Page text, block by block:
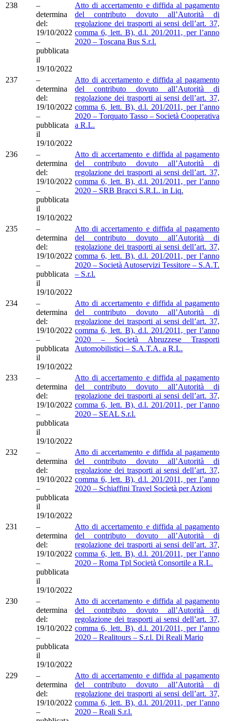
238
–
determina
del:
19/10/2022
–
pubblicata
il
19/10/2022
Atto di accertamento e diffida al pagamento
del contributo dovuto all’Autorità di
regolazione dei trasporti ai sensi dell’art. 37,
comma 6, lett. B), d.l. 201/2011, per l’anno
2020 – Toscana Bus S.r.l.
237
–
determina
del:
19/10/2022
–
pubblicata
il
19/10/2022
Atto di accertamento e diffida al pagamento
del contributo dovuto all’Autorità di
regolazione dei trasporti ai sensi dell’art. 37,
comma 6, lett. B), d.l. 201/2011, per l’anno
2020 – Torquato Tasso – Società Cooperativa
a R.L.
236
–
determina
del:
19/10/2022
–
pubblicata
il
19/10/2022
Atto di accertamento e diffida al pagamento
del contributo dovuto all’Autorità di
regolazione dei trasporti ai sensi dell’art. 37,
comma 6, lett. B), d.l. 201/2011, per l’anno
2020 – SRB Bracci S.R.L. in Liq.
235
–
determina
del:
19/10/2022
–
pubblicata
il
19/10/2022
Atto di accertamento e diffida al pagamento
del contributo dovuto all’Autorità di
regolazione dei trasporti ai sensi dell’art. 37,
comma 6, lett. B), d.l. 201/2011, per l’anno
2020 – Società Autoservizi Tessitore – S.A.T.
– S.r.l.
234
–
determina
del:
19/10/2022
–
pubblicata
il
19/10/2022
Atto di accertamento e diffida al pagamento
del contributo dovuto all’Autorità di
regolazione dei trasporti ai sensi dell’art. 37,
comma 6, lett. B), d.l. 201/2011, per l’anno
2020 – Società Abruzzese Trasporti
Automobilistici – S.A.T.A. a R.L.
233
–
determina
del:
19/10/2022
–
pubblicata
il
19/10/2022
Atto di accertamento e diffida al pagamento
del contributo dovuto all’Autorità di
regolazione dei trasporti ai sensi dell’art. 37,
comma 6, lett. B), d.l. 201/2011, per l’anno
2020 – SEAL S.r.l.
232
–
determina
del:
19/10/2022
–
pubblicata
il
19/10/2022
Atto di accertamento e diffida al pagamento
del contributo dovuto all’Autorità di
regolazione dei trasporti ai sensi dell’art. 37,
comma 6, lett. B), d.l. 201/2011, per l’anno
2020 – Schiaffini Travel Società per Azioni
231
–
determina
del:
19/10/2022
–
pubblicata
il
19/10/2022
Atto di accertamento e diffida al pagamento
del contributo dovuto all’Autorità di
regolazione dei trasporti ai sensi dell’art. 37,
comma 6, lett. B), d.l. 201/2011, per l’anno
2020 – Roma Tpl Società Consortile a R.L.
230
–
determina
del:
19/10/2022
–
pubblicata
il
19/10/2022
Atto di accertamento e diffida al pagamento
del contributo dovuto all’Autorità di
regolazione dei trasporti ai sensi dell’art. 37,
comma 6, lett. B), d.l. 201/2011, per l’anno
2020 – Realitours – S.r.l. Di Reali Mario
229
–
determina
del:
19/10/2022
–
Atto di accertamento e diffida al pagamento
del contributo dovuto all’Autorità di
regolazione dei trasporti ai sensi dell’art. 37,
comma 6, lett. B), d.l. 201/2011, per l’anno
2020 – Reali S.r.l.